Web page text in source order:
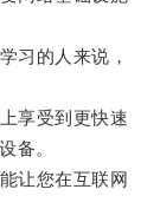
习的人来说，
享受到更快速
备。
让您在互联网